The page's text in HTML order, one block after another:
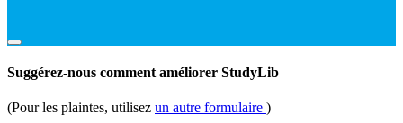
Suggérez-nous comment améliorer StudyLib
(Pour les plaintes, utilisez un autre formulaire )